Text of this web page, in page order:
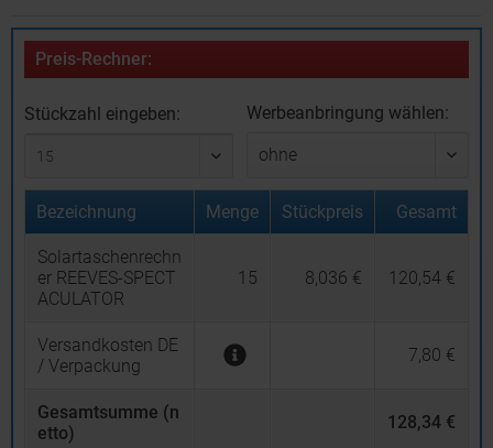
Preis-Rechner:
Stückzahl eingeben: Werbeanbringung wählen:
Bezeichnung Menge Stückpreis Gesamt
Solartaschenrechn
er REEVES-SPECT
ACULATOR
15 8,036 € 120,54 €
Versandkosten DE
/ Verpackung
7,80 €
Gesamtsumme (n
etto)
128,34 €